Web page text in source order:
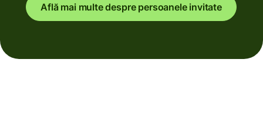
Află mai multe despre persoanele invitate